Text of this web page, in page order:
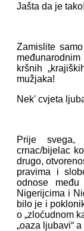
Jašta da je tako!
Zamislite
kršnih
mužjaka!
Nek' cvjeta
Prije svega,
crnac/bijelac
drugo,
pravima i
odnose
Nigerijcima i
bilo je i
o „zloćudnom
„oaza ljubavi“